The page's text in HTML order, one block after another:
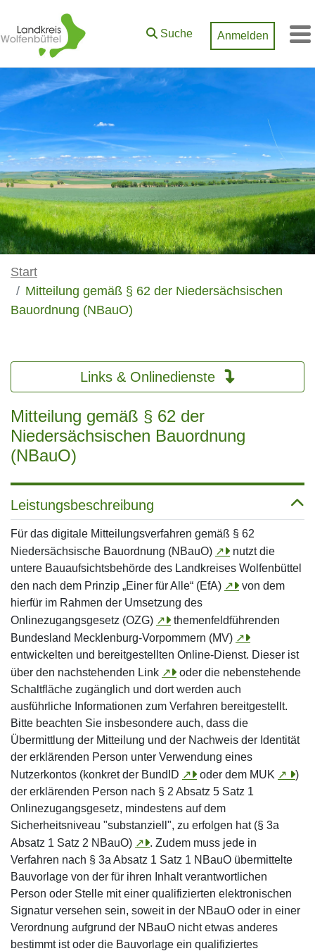
Zum Hauptinhalt springen
Suche Anmelden
Start
Mitteilung gemäß § 62 der Niedersächsischen
Bauordnung (NBauO)
Links & Onlinedienste
Mitteilung gemäß § 62 der
Niedersächsischen Bauordnung
(NBauO)
Leistungsbeschreibung
Für das digitale Mitteilungsverfahren gemäß § 62
Niedersächsische Bauordnung (NBauO) ↗
nutzt die
untere Bauaufsichtsbehörde des Landkreises Wolfenbüttel
den nach dem Prinzip „Einer für Alle“ (EfA) ↗
von dem
hierfür im Rahmen der Umsetzung des
Onlinezugangsgesetz (OZG) ↗
themenfeldführenden
Bundesland Mecklenburg-Vorpommern (MV) ↗
entwickelten und bereitgestellten Online-Dienst. Dieser ist
über den nachstehenden Link ↗
oder die nebenstehende
Schaltfläche zugänglich und dort werden auch
ausführliche Informationen zum Verfahren bereitgestellt.
Bitte beachten Sie insbesondere auch, dass die
Übermittlung der Mitteilung und der Nachweis der Identität
der erklärenden Person unter Verwendung eines
Nutzerkontos (konkret der BundID ↗ oder dem MUK ↗
)
der erklärenden Person nach § 2 Absatz 5 Satz 1
Onlinezugangsgesetz, mindestens auf dem
Sicherheitsniveau "substanziell", zu erfolgen hat (§ 3a
Absatz 1 Satz 2 NBauO) ↗ . Zudem muss jede in
Verfahren nach § 3a Absatz 1 Satz 1 NBauO übermittelte
Bauvorlage von der für ihren Inhalt verantwortlichen
Person oder Stelle mit einer qualifizierten elektronischen
Signatur versehen sein, soweit in der NBauO oder in einer
Verordnung aufgrund der NBauO nicht etwas anderes
bestimmt ist oder die Bauvorlage ein qualifiziertes